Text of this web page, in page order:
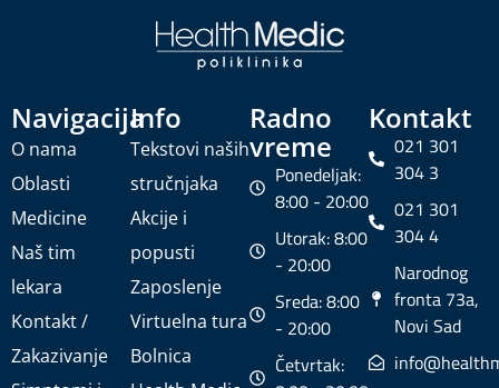
Navigacija
O nama
Oblasti
Medicine
Naš tim
lekara
Kontakt /
Zakazivanje
Info
Tekstovi naših
stručnjaka
Akcije i
popusti
Zaposlenje
Virtuelna tura
Bolnica
Radno
vreme
Ponedeljak:
8:00 - 20:00
Utorak: 8:00
- 20:00
Sreda: 8:00
- 20:00
Četvrtak:
Kontakt
021 301
304 3
021 301
304 4
Narodnog
fronta 73a,
Novi Sad